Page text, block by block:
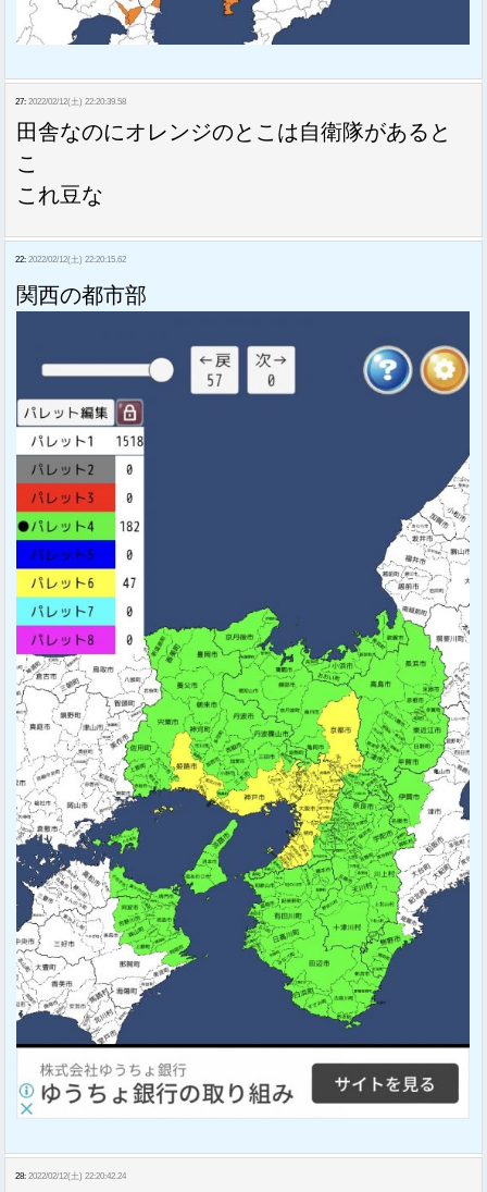
27: 2022/02/12(土) 22:20:39.58
田舎なのにオレンジのとこは自衛隊があると
こ
これ豆な
22: 2022/02/12(土) 22:20:15.62
関西の都市部
28: 2022/02/12(土) 22:20:42.24